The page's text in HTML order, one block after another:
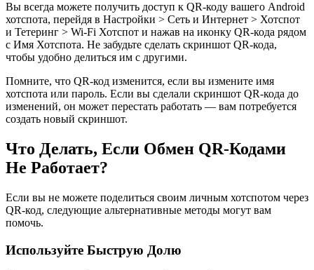
Вы всегда можете получить доступ к QR-коду вашего Android
хотспота, перейдя в Настройки > Сеть и Интернет > Хотспот
и Тетеринг > Wi-Fi Хотспот и нажав на иконку QR-кода рядом
с Имя Хотспота. Не забудьте сделать скриншот QR-кода,
чтобы удобно делиться им с другими.
Помните, что QR-код изменится, если вы измените имя
хотспота или пароль. Если вы сделали скриншот QR-кода до
изменений, он может перестать работать — вам потребуется
создать новый скриншот.
Что Делать, Если Обмен QR-Кодами
Не Работает?
Если вы не можете поделиться своим личным хотспотом через
QR-код, следующие альтернативные методы могут вам
помочь.
Используйте Быструю Долю